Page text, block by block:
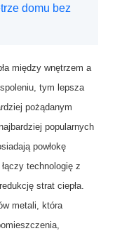
domu bez
między wnętrzem a
tym lepsza
pożądanym
popularnych
powłokę
technologię z
strat ciepła.
metali, która